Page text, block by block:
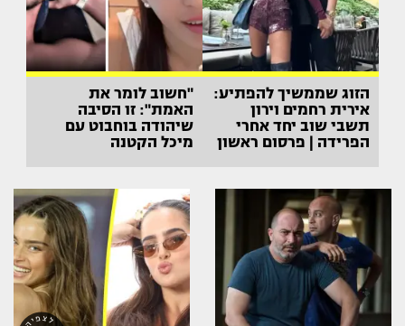
הזוג שממשיך להפתיע:
אירית רחמים וירון
תשבי שוב יחד אחרי
הפרידה | פרסום ראשון
"חשוב לומר את
האמת": זו הסיבה
שיהודה בוחבוט עם
מיכל הקטנה